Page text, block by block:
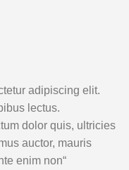
adipiscing elit.
lectus.
dolor quis, ultricies
auctor, mauris
enim non“